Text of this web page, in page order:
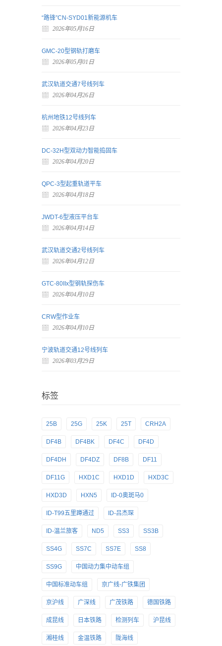
“路锋”CN-SYD01新能源机车
2026年05月16日
GMC-20型钢轨打磨车
2026年05月01日
武汉轨道交通7号线列车
2026年04月26日
杭州地铁12号线列车
2026年04月23日
DC-32H型双动力智能捣固车
2026年04月20日
QPC-3型起重轨道平车
2026年04月18日
JWDT-6型液压平台车
2026年04月14日
武汉轨道交通2号线列车
2026年04月12日
GTC-80IIx型钢轨探伤车
2026年04月10日
CRW型作业车
2026年04月10日
宁波轨道交通12号线列车
2026年03月29日
标签
25B 25G 25K 25T CRH2A
DF4B DF4BK DF4C DF4D
DF4DH DF4DZ DF8B DF11
DF11G HXD1C HXD1D HXD3C
HXD3D HXN5 ID-0奥斑马0
ID-T99五里蹲通过 ID-吕杰琛
ID-温兰旅客 ND5 SS3 SS3B
SS4G SS7C SS7E SS8
SS9G 中国动力集中动车组
中国标准动车组 京广线-广铁集团
京沪线 广深线 广茂铁路 德国铁路
成昆线 日本铁路 检测列车 沪昆线
湘桂线 金温铁路 陇海线